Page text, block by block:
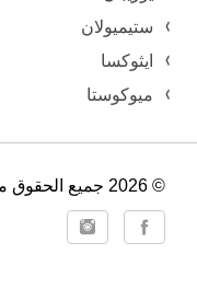
ستيميولان
ايثوكسا
ميوكوستا
© 2026 جميع الحقوق محفوظة روشتة